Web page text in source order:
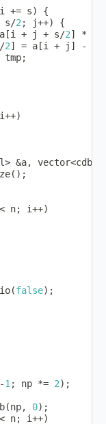
+= s)
{
/2 ; j++)
{
[i + j + s/2] *
/2] = a[i + j ] -
;
++)
> &a, vector<cdbl
( ) ;
< n; i++)
(false) ;
-1 ; np *= 2) ;
b(np, 0) ;
< n; i++)